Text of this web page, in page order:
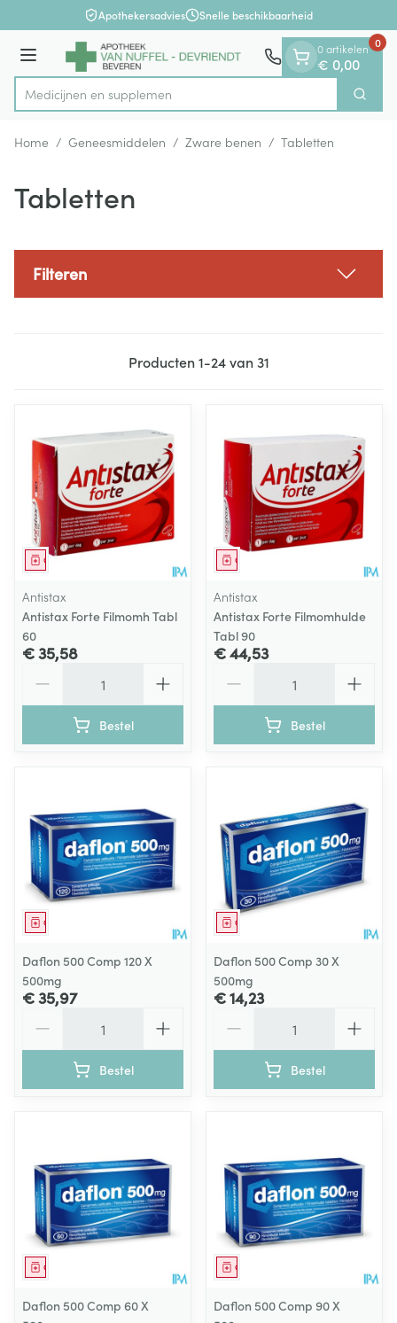
Ga naar de inhoudApothekersadvies Snelle beschikbaarheid
Menu
Product, merk, categorie...
M Zoek
0 artikelen
€ 0,00
0
Home / Geneesmiddelen / Zware benen / Tabletten
Tabletten
Filteren
Producten1-24van31
Geneesmiddel
Antistax
Antistax Forte Filmomh Tabl
60
€ 35,58
Bestel
Geneesmiddel
Antistax
Antistax Forte Filmomhulde
Tabl 90
€ 44,53
Bestel
Geneesmiddel
Daflon 500 Comp 120 X
500mg
€ 35,97
Bestel
Geneesmiddel
Daflon 500 Comp 30 X
500mg
€ 14,23
Bestel
Geneesmiddel
Daflon 500 Comp 60 X
Geneesmiddel
Daflon 500 Comp 90 X